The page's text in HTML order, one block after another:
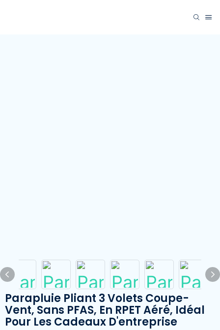
Parapluie Pliant 3 Volets Coupe-
Vent, Sans PFAS, En RPET Aéré, Idéal
Pour Les Cadeaux D'entreprise